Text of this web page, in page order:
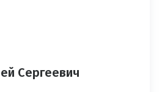
Сергеевич